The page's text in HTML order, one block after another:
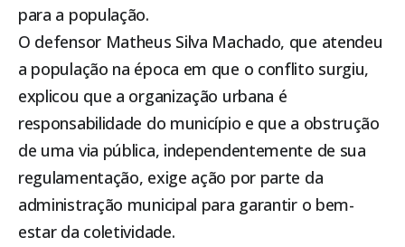
para a população.
O defensor Matheus Silva Machado, que atendeu
a população na época em que o conflito surgiu,
explicou que a organização urbana é
responsabilidade do município e que a obstrução
de uma via pública, independentemente de sua
regulamentação, exige ação por parte da
administração municipal para garantir o bem-
estar da coletividade.